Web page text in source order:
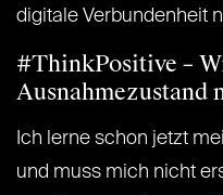
digitale Verbundenheit
#ThinkPositive –
Ausnahmezustand
Ich lerne schon jetzt
und muss mich nicht